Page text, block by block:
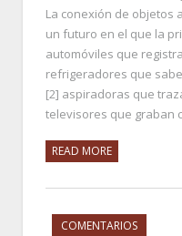
La conexión de objetos
un futuro en el que la
automóviles que
refrigeradores que
[2] aspiradoras que
televisores que graban
READ MORE
COMENTARIOS